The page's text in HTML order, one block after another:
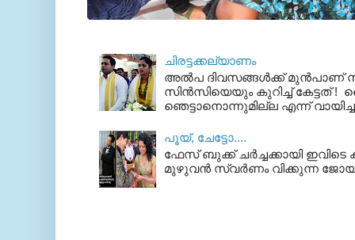
ചിരട്ടക്കല്യാണം
അല്‍പ ദിവസങ്ങള്‍ക്ക് മുന്‍പാണ്
സിന്‍സിയെയും കുറിച്ച് കേട്ടത് !
ഞെട്ടാനൊന്നുമില്ല എന്ന്
പൂയ്‌, ചേട്ടോ....
ഫേസ് ബുക്ക്‌ ചര്‍ച്ചക്കായി
മുഴുവന്‍ സ്വര്‍ണം വിക്കുന്ന